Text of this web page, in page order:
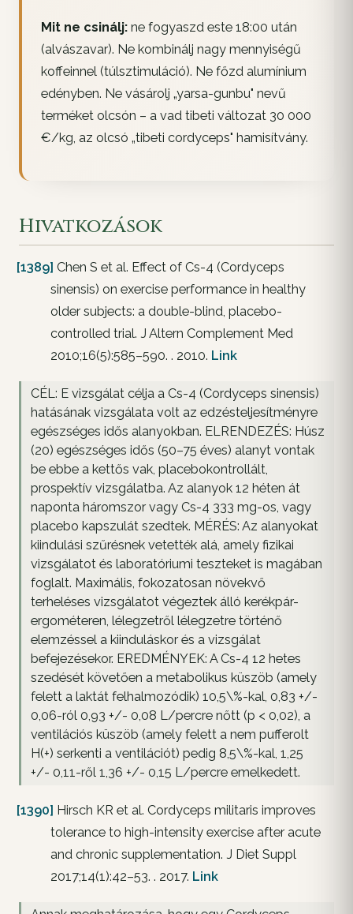
Mit ne csinálj: ne fogyaszd este 18:00 után
(alvászavar). Ne kombinálj nagy mennyiségű
koffeinnel (túlsztimuláció). Ne főzd alumínium
edényben. Ne vásárolj „yarsa-gunbu" nevű
terméket olcsón – a vad tibeti változat 30 000
€/kg, az olcsó „tibeti cordyceps" hamisítvány.
Hivatkozások
[1389] Chen S et al. Effect of Cs-4 (Cordyceps
sinensis) on exercise performance in healthy
older subjects: a double-blind, placebo-
controlled trial. J Altern Complement Med
2010;16(5):585–590. . 2010. Link
CÉL: E vizsgálat célja a Cs-4 (Cordyceps sinensis)
hatásának vizsgálata volt az edzésteljesítményre
egészséges idős alanyokban. ELRENDEZÉS: Húsz
(20) egészséges idős (50–75 éves) alanyt vontak
be ebbe a kettős vak, placebokontrollált,
prospektív vizsgálatba. Az alanyok 12 héten át
naponta háromszor vagy Cs-4 333 mg-os, vagy
placebo kapszulát szedtek. MÉRÉS: Az alanyokat
kiindulási szűrésnek vetették alá, amely fizikai
vizsgálatot és laboratóriumi teszteket is magában
foglalt. Maximális, fokozatosan növekvő
terheléses vizsgálatot végeztek álló kerékpár-
ergométeren, lélegzetről lélegzetre történő
elemzéssel a kiinduláskor és a vizsgálat
befejezésekor. EREDMÉNYEK: A Cs-4 12 hetes
szedését követően a metabolikus küszöb (amely
felett a laktát felhalmozódik) 10,5\%-kal, 0,83 +/-
0,06-ról 0,93 +/- 0,08 L/percre nőtt (p < 0,02), a
ventilációs küszöb (amely felett a nem pufferolt
H(+) serkenti a ventilációt) pedig 8,5\%-kal, 1,25
+/- 0,11-ről 1,36 +/- 0,15 L/percre emelkedett.
[1390] Hirsch KR et al. Cordyceps militaris improves
tolerance to high-intensity exercise after acute
and chronic supplementation. J Diet Suppl
2017;14(1):42–53. . 2017. Link